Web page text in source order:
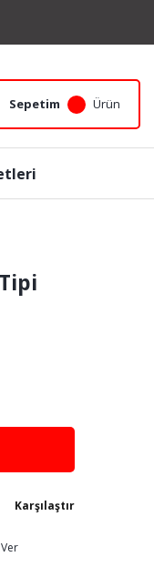
Sepetim Ürün
Karşılaştır